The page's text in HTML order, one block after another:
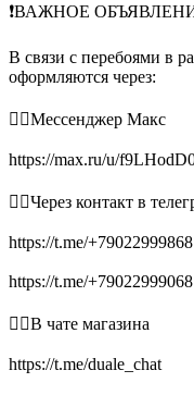
❗️ВАЖНОЕ
В связи с перебоями в
оформляются через:
👉🏻Мессенджер Макс
https://max.ru/u/
👉🏻Через контакт в
https://t.me/+79022999868
https://t.me/+79022999068
👉🏻В чате магазина
https://t.me/duale_chat